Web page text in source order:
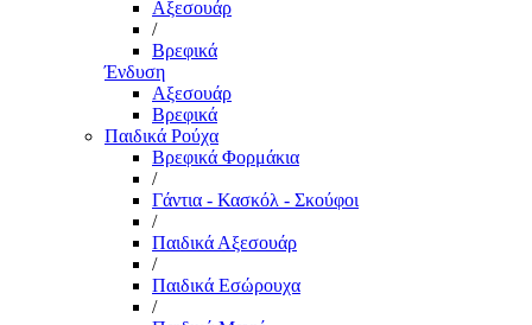
Αξεσουάρ
/
Βρεφικά
Ένδυση
Αξεσουάρ
Βρεφικά
Παιδικά Ρούχα
Βρεφικά Φορμάκια
/
Γάντια - Κασκόλ - Σκούφοι
/
Παιδικά Αξεσουάρ
/
Παιδικά Εσώρουχα
/